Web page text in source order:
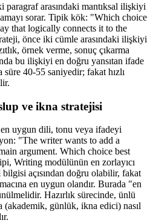
arasındaki mantıksal ilişkiyi
sorar. Tipik kök: "Which choice
that logically connects it to the
önce iki cümle arasındaki ilişkiyi
örnek verme, sonuç çıkarma
bu ilişkiyi en doğru yansıtan ifade
40-55 saniyedir; fakat hızlı
ve ikna stratejisi
en uygun dili, tonu veya ifadeyi
"The writer wants to add a
argument. Which choice best
Writing modülünün en zorlayıcı
bilgisi açısından doğru olabilir, fakat
en uygun olandır. Burada "en
Hazırlık sürecinde, ünlü
(akademik, günlük, ikna edici) nasıl